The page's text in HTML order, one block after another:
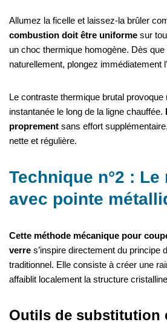
Allumez la ficelle et laissez-la brûler
combustion doit être uniforme sur
un choc thermique homogène. Dès
naturellement, plongez immédiatement
Le contraste thermique brutal provoque
instantanée le long de la ligne chauffée.
proprement sans effort
nette et régulière.
Technique n°2 : Le
avec pointe
Cette méthode mécanique pour
verre s’inspire directement du principe
traditionnel. Elle consiste à créer une
affaiblit localement la structure
Outils de substitution